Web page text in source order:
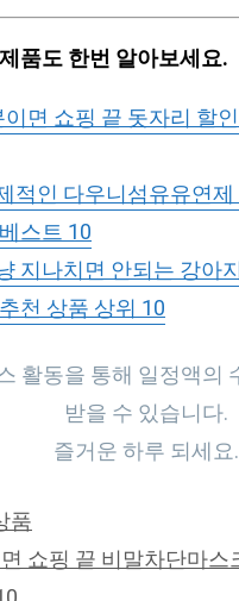
품도 한번 알아보세요.
면 쇼핑 끝 돗자리 할
적인 다우니섬유유연
스트 10
지나치면 안되는 강아
천 상품 상위 10
활동을 통해 일정액의
받을 수 있습니다.
즐거운 하루 되세요.
품
쇼핑 끝 비말차단마스